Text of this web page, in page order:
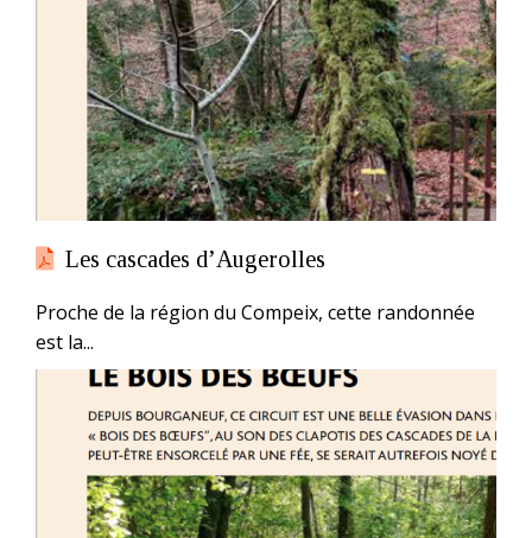
Les cascades d’Augerolles
Proche de la région du Compeix, cette randonnée
est la...